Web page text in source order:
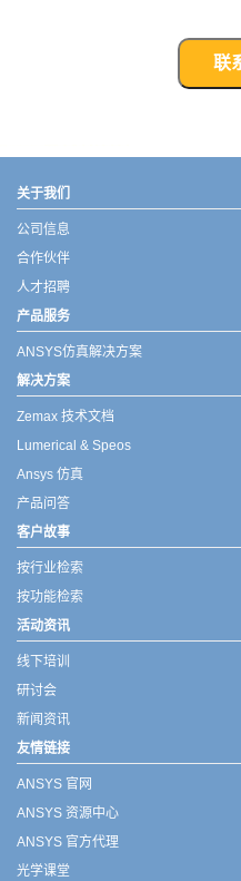
联
关于我们
公司信息
合作伙伴
人才招聘
产品服务
ANSYS仿真解决方案
解决方案
Zemax 技术文档
Lumerical & Speos
Ansys 仿真
产品问答
客户故事
按行业检索
按功能检索
活动资讯
线下培训
研讨会
新闻资讯
友情链接
ANSYS 官网
ANSYS 资源中心
ANSYS 官方代理
光学课堂